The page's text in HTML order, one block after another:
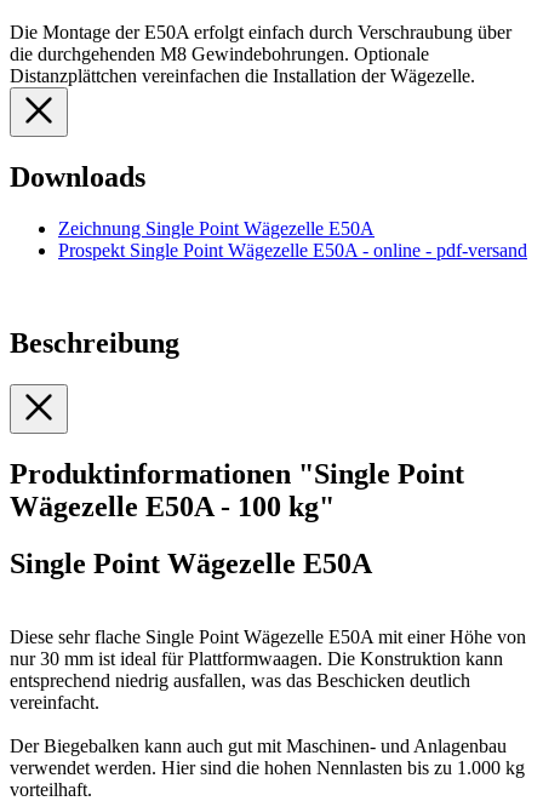
Die Montage der E50A erfolgt einfach durch Verschraubung über
die durchgehenden M8 Gewindebohrungen. Optionale
Distanzplättchen vereinfachen die Installation der Wägezelle.
Downloads
Zeichnung Single Point Wägezelle E50A
Prospekt Single Point Wägezelle E50A - online - pdf-versand
Beschreibung
Produktinformationen "Single Point
Wägezelle E50A - 100 kg"
Single Point Wägezelle E50A
Diese sehr flache Single Point Wägezelle E50A mit einer Höhe von
nur 30 mm ist ideal für Plattformwaagen. Die Konstruktion kann
entsprechend niedrig ausfallen, was das Beschicken deutlich
vereinfacht.
Der Biegebalken kann auch gut mit Maschinen- und Anlagenbau
verwendet werden. Hier sind die hohen Nennlasten bis zu 1.000 kg
vorteilhaft.